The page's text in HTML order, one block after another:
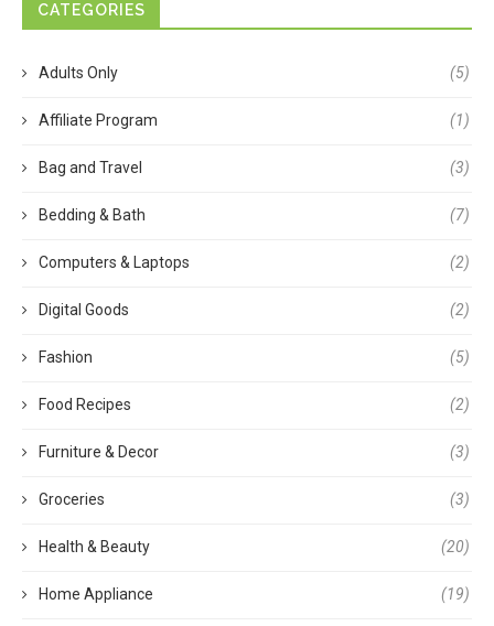
CATEGORIES
Adults Only (5)
Affiliate Program (1)
Bag and Travel (3)
Bedding & Bath (7)
Computers & Laptops (2)
Digital Goods (2)
Fashion (5)
Food Recipes (2)
Furniture & Decor (3)
Groceries (3)
Health & Beauty (20)
Home Appliance (19)